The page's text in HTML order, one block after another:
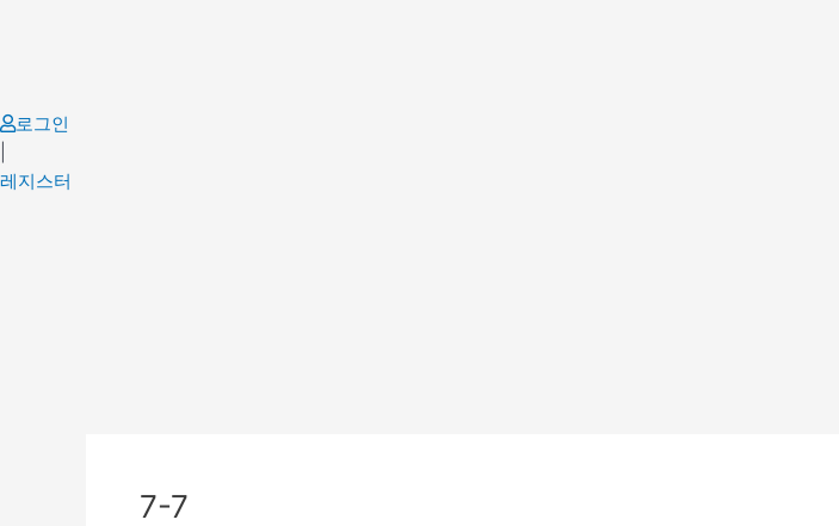
로그인
레지스터
7-7